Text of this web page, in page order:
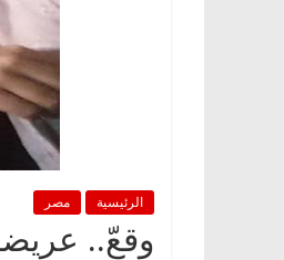
الرئيسية مصر
وقعّ..